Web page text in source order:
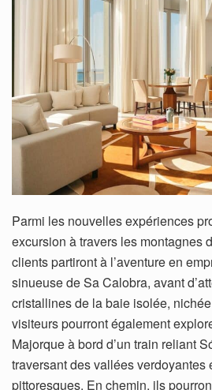
Parmi les nouvelles expériences
excursion à travers les montagnes
clients partiront à l’aventure en
sinueuse de Sa Calobra, avant
cristallines de la baie isolée,
visiteurs pourront également
Majorque à bord d’un train reliant
traversant des vallées verdoyantes
pittoresques. En chemin, ils